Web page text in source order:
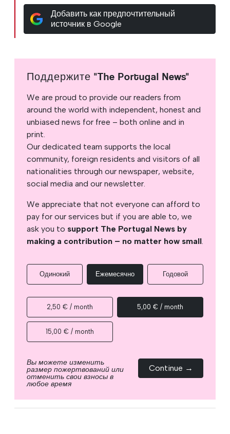
Добавить как предпочтительный
источник в Google
Поддержите "The Portugal News"
We are proud to provide our readers from
around the world with independent, honest and
unbiased news for free – both online and in
print.
Our dedicated team supports the local
community, foreign residents and visitors of all
nationalities through our newspaper, website,
social media and our newsletter.
We appreciate that not everyone can afford to
pay for our services but if you are able to, we
ask you to support The Portugal News by
making a contribution – no matter how small.
Одинокий Ежемесячно Годовой
2,50 € / month 5,00 € / month
15,00 € / month
Вы можете изменить
размер пожертвований или
отменить свои взносы в
любое время
Continue →